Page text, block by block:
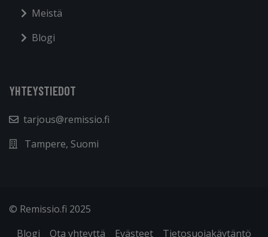
Meistä
Blogi
YHTEYSTIEDOT
tarjous@remissio.fi
Tampere, Suomi
© Remissio.fi 2025
Blogi
Ota yhteyttä Evästeet Tietosuojakäytäntö